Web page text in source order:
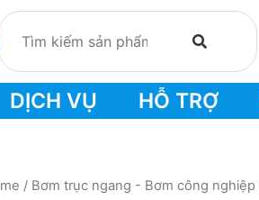
DỊCH VỤ HỖ TRỢ
/ Bơm trục ngang - Bơm công nghiệp